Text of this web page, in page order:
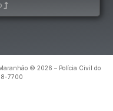
© 2026 – Polícia Civil do
7700